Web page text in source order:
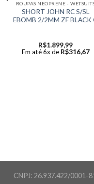
ROUPAS NEOPRENE -
SHORT JOHN RC S/SL
EBOMB 2/2MM ZF BLACK
R$1.899,99
Em até 6x de R$316,67
CNPJ: 26.937.422/0001-